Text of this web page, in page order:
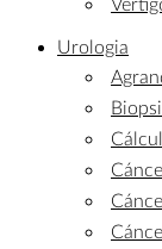
Urologia